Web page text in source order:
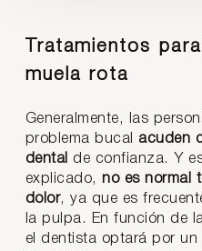
Tratamientos
muela rota
Generalmente, las
problema bucal acuden
dental de confianza. Y
explicado, no es normal
dolor, ya que es
la pulpa. En función de
el dentista optará por un